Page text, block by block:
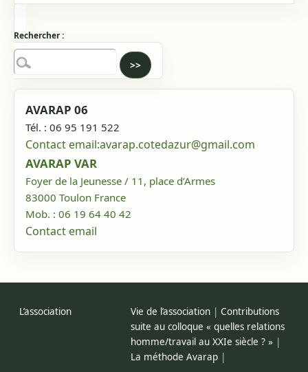
Rechercher :
AVARAP 06
Tél. : 06 95 191 522
Contact email:avarap.cotedazur@gmail.com
AVARAP VAR
Foyer de la Jeunesse / 11, place d’Armes
83000 Toulon France
Mob. : 06 19 64 40 42
Contact email
L’association Vie de l’association | Contributions
suite au colloque « quelles relations
homme/travail au XXIe siècle ? » |
La méthode Avarap |